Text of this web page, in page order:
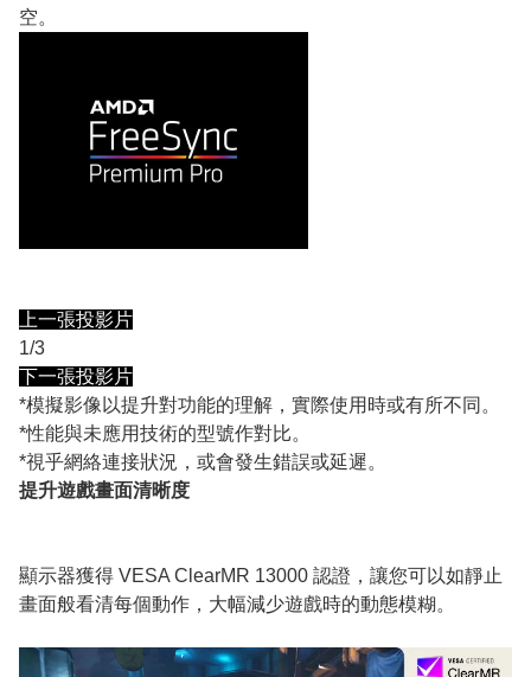
空。
上一張投影片
1/3
下一張投影片
*模擬影像以提升對功能的理解，實際使用時或有所不同。
*性能與未應用技術的型號作對比。
*視乎網絡連接狀況，或會發生錯誤或延遲。
提升遊戲畫面清晰度
顯示器獲得 VESA ClearMR 13000 認證，讓您可以如靜止
畫面般看清每個動作，大幅減少遊戲時的動態模糊。